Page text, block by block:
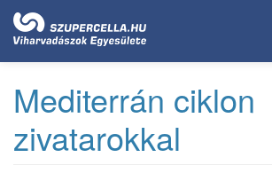
Ugrás
tartalomra
Mediterrán ciklon
zivatarokkal